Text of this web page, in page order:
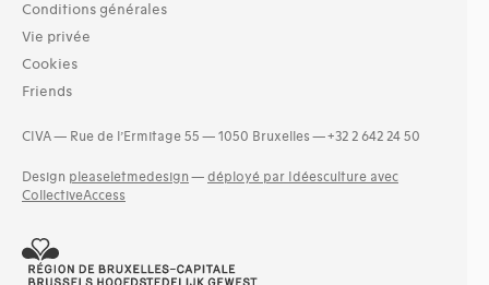
Conditions générales
Vie privée
Cookies
Friends
CIVA — Rue de l’Ermitage 55 — 1050 Bruxelles — +32 2 642 24 50
Design pleaseletmedesign — déployé par Idéesculture avec
CollectiveAccess